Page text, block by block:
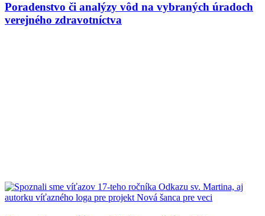
Poradenstvo či analýzy vôd na vybraných úradoch
verejného zdravotníctva